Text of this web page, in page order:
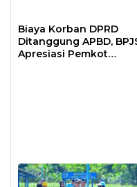
Biaya Korban DPRD
Ditanggung APBD,
Apresiasi Pemkot